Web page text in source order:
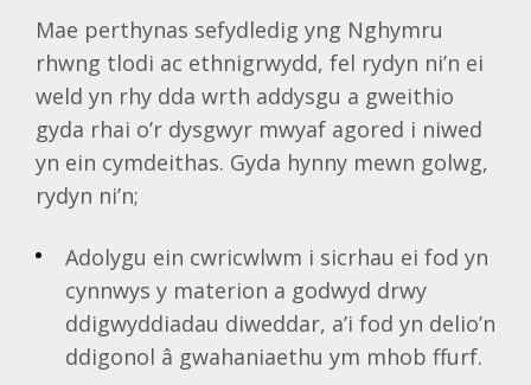
Mae perthynas sefydledig yng Nghymru
rhwng tlodi ac ethnigrwydd, fel rydyn ni’n ei
weld yn rhy dda wrth addysgu a gweithio
gyda rhai o’r dysgwyr mwyaf agored i niwed
yn ein cymdeithas. Gyda hynny mewn golwg,
rydyn ni’n;
Adolygu ein cwricwlwm i sicrhau ei fod yn
cynnwys y materion a godwyd drwy
ddigwyddiadau diweddar, a’i fod yn delio’n
ddigonol â gwahaniaethu ym mhob ffurf.